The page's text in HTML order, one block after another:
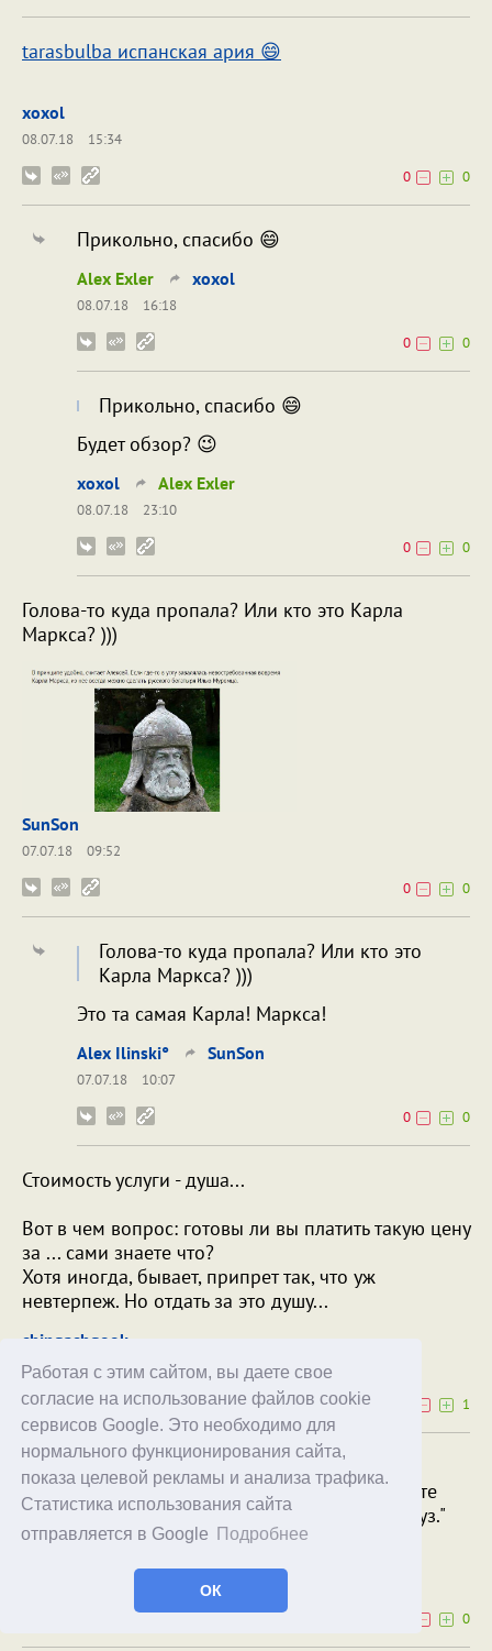
Работая с этим сайтом, вы даете свое
согласие на использование файлов cookie
сервисов Google. Это необходимо для
нормального функционирования сайта,
показа целевой рекламы и анализа трафика.
Статистика использования сайта
отправляется в Google
Подробнее
ОК
tarasbulba испанская ария 😄
xoxol
08.07.18
15:34
0
0
Прикольно, спасибо 😄
Alex Exler xoxol
08.07.18
16:18
0
0
Прикольно, спасибо 😄
Будет обзор? 😉
xoxol Alex Exler
08.07.18
23:10
0
0
Голова-то куда пропала? Или кто это Карла
Маркса? )))
SunSon
07.07.18
09:52
0
0
Голова-то куда пропала? Или кто это
Карла Маркса? )))
Это та самая Карла! Маркса!
Alex Ilinski° SunSon
07.07.18
10:07
0
0
Стоимость услуги - душа...
Вот в чем вопрос: готовы ли вы платить такую цену
за ... сами знаете что?
Хотя иногда, бывает, припрет так, что уж
невтерпеж. Но отдать за это душу...
chingachgook
06.07.18
23:14
1
СК, однако, примазывается к классике:
"Не стойте и не прыгайте, не пойте, не пляшите
Там, где идёт строительство или подвешен груз."
0